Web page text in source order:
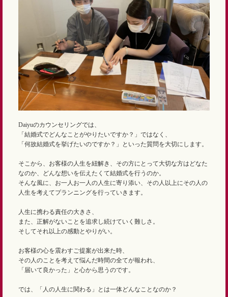
Daiyuのカウンセリングでは、
「結婚式でどんなことがやりたいですか？」ではなく、
「何故結婚式を挙げたいのですか？」といった質問を大切にします。
そこから、お客様の人生を紐解き、その方にとって大切な方はどなた
なのか、どんな想いを伝えたくて結婚式を行うのか。
そんな風に、お一人お一人の人生に寄り添い、その人以上にその人の
人生を考えてプランニングを行っていきます。
人生に携わる責任の大きさ、
また、正解がないことを追求し続けていく難しさ。
そしてそれ以上の感動とやりがい。
お客様の心を震わすご提案が出来た時、
その人のことを考えて悩んだ時間の全てが報われ、
「届いて良かった」と心から思うのです。
では、「人の人生に関わる」とは一体どんなことなのか？